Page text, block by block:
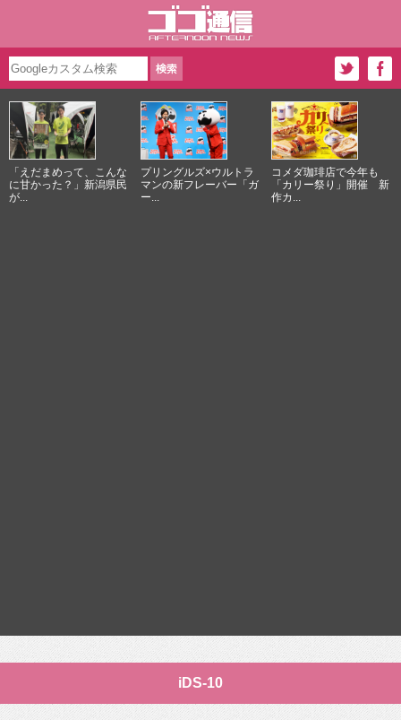
「えだまめって、こんな
に甘かった？」新潟県民
が...
プリングルズ×ウルトラ
マンの新フレーバー「ガ
ー...
コメダ珈琲店で今年も
「カリー祭り」開催 新
作カ...
iDS-10